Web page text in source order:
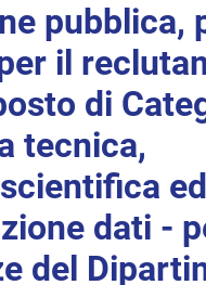
pubblica,
il
di
tecnica,
ed
dati -
del